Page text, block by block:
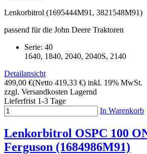
Lenkorbitrol (1695444M91, 3821548M91)
passend für die John Deere Traktoren
Serie: 40
1640, 1840, 2040, 2040S, 2140
Detailansicht
499,00 €(Netto 419,33 €) inkl. 19% MwSt.
zzgl. Versandkosten Lagernd
Lieferfrist 1-3 Tage
In Warenkorb
Lenkorbitrol OSPC 100
Ferguson (1684986M91)